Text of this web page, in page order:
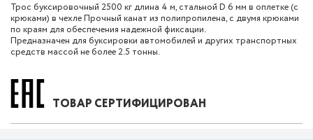
Трос буксировочный 2500 кг длина 4 м, стальной D 6 мм в оплетке (с
крюками) в чехле Прочный канат из полипропилена, с двумя крюками
по краям для обеспечения надежной фиксации.
Предназначен для буксировки автомобилей и других транспортных
средств массой не более 2.5 тонны.
ТОВАР СЕРТИФИЦИРОВАН